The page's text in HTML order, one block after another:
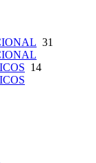
31
14